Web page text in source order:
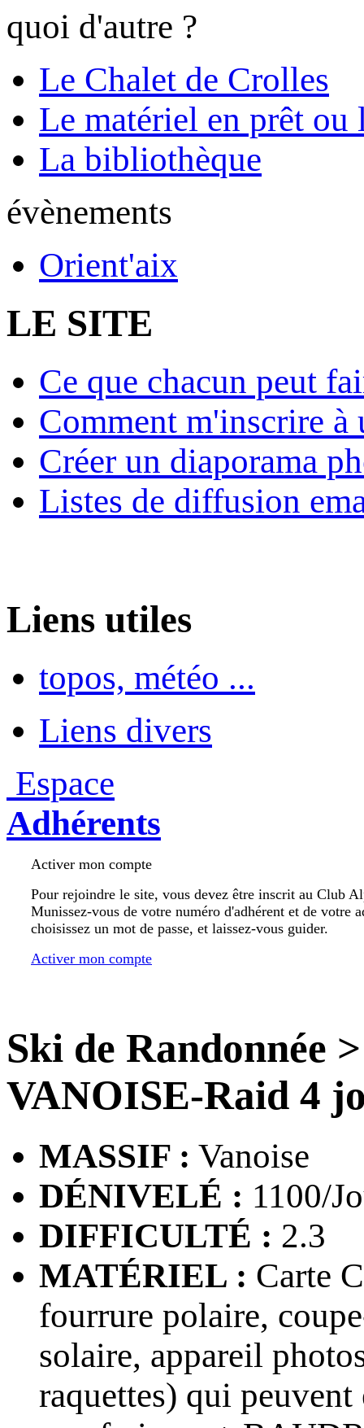
quoi d'autre ?
Le Chalet de Crolles
Le matériel en prêt ou
La bibliothèque
évènements
Orient'aix
LE SITE
Ce que chacun peut
Comment m'inscrire à
Créer un diaporama
Listes de diffusion
Liens utiles
topos, météo ...
Liens divers
Espace
Adhérents
Activer mon compte
Pour rejoindre le site, vous devez être inscrit au Club
Munissez-vous de votre numéro d'adhérent et de votre
choisissez un mot de passe, et laissez-vous guider.
Activer mon compte
Ski de Randonnée >
VANOISE-Raid 4
MASSIF : Vanoise
DÉNIVELÉ : 1100/
DIFFICULTÉ : 2.3
MATÉRIEL : Carte
fourrure polaire,
solaire, appareil
raquettes) qui